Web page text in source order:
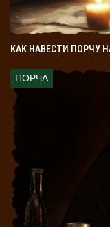
КАК НАВЕСТИ ПОРЧУ
ПОРЧА